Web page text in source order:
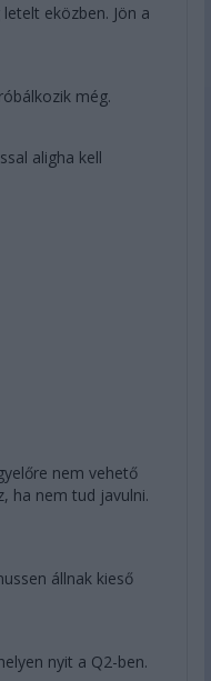
eközben. Jön a
még.
aligha kell
nem vehető
ha nem tud javulni.
állnak kieső
nyit a Q2-ben.